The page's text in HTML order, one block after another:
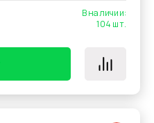
В наличии:
104 шт.